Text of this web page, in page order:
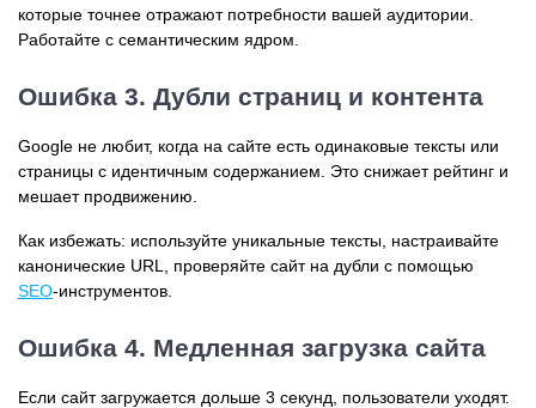
которые точнее отражают потребности вашей аудитории.
Работайте с семантическим ядром.
Ошибка 3. Дубли страниц и контента
Google не любит, когда на сайте есть одинаковые тексты или
страницы с идентичным содержанием. Это снижает рейтинг и
мешает продвижению.
Как избежать: используйте уникальные тексты, настраивайте
канонические URL, проверяйте сайт на дубли с помощью
SEO-инструментов.
Ошибка 4. Медленная загрузка сайта
Если сайт загружается дольше 3 секунд, пользователи уходят.